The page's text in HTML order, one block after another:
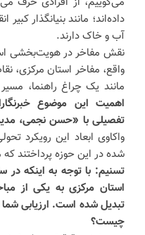
داده‌اند؛ مانند بنیانگذار
آب و خاک دارند.
نقش مفاخر در هویت‌بخشی
واقع، مفاخر استان مرکزی،
مانند یک چراغ راهنما،
اهمیت این موضوع
تفصیلی با «حسن نجمی،
واکاوی ابعاد این رویکرد
شده در این حوزه پرداختند
تسنیم: با توجه به اینکه
استان مرکزی به یکی از
تبدیل شده است. ارزیابی
چیست؟